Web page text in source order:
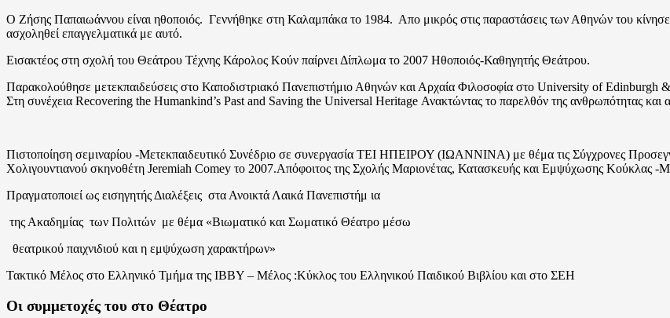
Ο Ζήσης Παπαιωάννου είναι ηθοποιός. Γεννήθηκε στη Καλαμπάκα το 1984. Απο μικρός στις παραστάσεις των Αθηνών του κίνησε
ασχοληθεί επαγγελματικά με αυτό.
Εισακτέος στη σχολή του Θεάτρου Τέχνης Κάρολος Κούν παίρνει Δίπλωμα το 2007 Ηθοποιός-Καθηγητής Θεάτρου.
Παρακολούθησε μετεκπαιδεύσεις στο Καποδιστριακό Πανεπιστήμιο Αθηνών και Αρχαία Φιλοσοφία στο University of
Στη συνέχεια Recovering the Humankind’s Past and Saving the Universal Heritage Ανακτώντας το παρελθόν της ανθρωπότητας
Πιστοποίηση σεμιναρίου -Μετεκπαιδευτικό Συνέδριο σε συνεργασία ΤΕΙ ΗΠΕΙΡΟΥ (ΙΩΑΝΝΙΝΑ) με θέμα τις Σύγχρονες
Χολιγουντιανού σκηνοθέτη Jeremiah Comey το 2007.Απόφοιτος της Σχολής Μαριονέτας, Κατασκευής και Εμψύχωσης Κούκλας -
Πραγματοποιεί ως εισηγητής Διαλέξεις στα Ανοικτά Λαικά Πανεπιστήμ ια
της Ακαδημίας των Πολιτών με θέμα «Βιωματικό και Σωματικό Θέατρο μέσω
θεατρικού παιχνιδιού και η εμψύχωση χαρακτήρων»
Τακτικό Μέλος στο Ελληνικό Τμήμα της ΙΒΒΥ – Μέλος :Κύκλος του Ελληνικού Παιδικού Βιβλίου και στο ΣΕΗ
Οι συμμετοχές του στο Θέατρο